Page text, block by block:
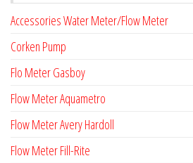
Accessories Water Meter/Flow Meter
Corken Pump
Flo Meter Gasboy
Flow Meter Aquametro
Flow Meter Avery Hardoll
Flow Meter Fill-Rite